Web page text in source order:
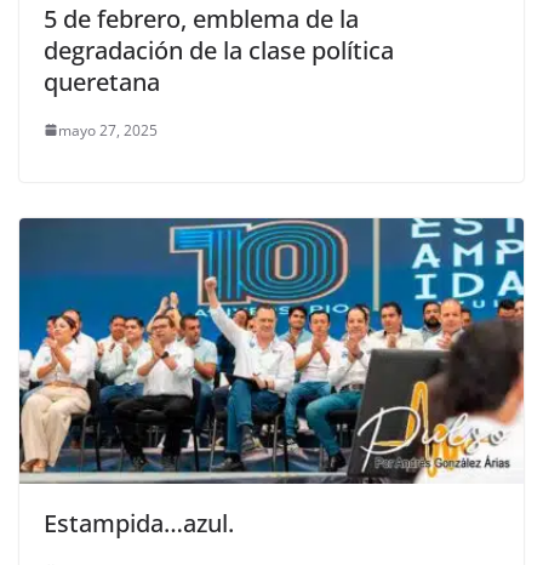
5 de febrero, emblema de la
degradación de la clase política
queretana
mayo 27, 2025
Estampida…azul.